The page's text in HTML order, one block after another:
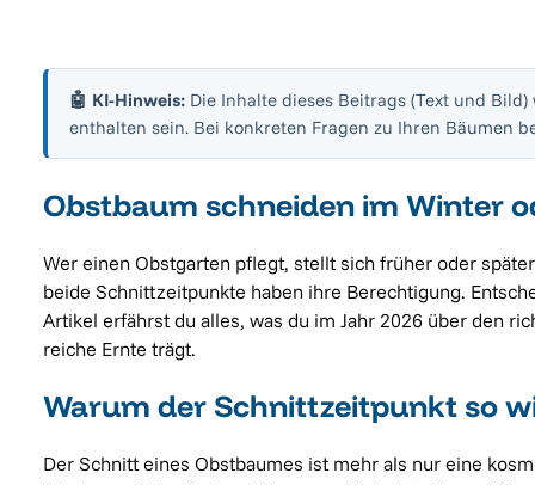
🤖 KI-Hinweis: Die Inhalte dieses Beitrags (Text und
enthalten sein. Bei konkreten Fragen zu Ihren Bäumen
Obstbaum schneiden im Winter
Wer einen Obstgarten pflegt, stellt sich früher oder
beide Schnittzeitpunkte haben ihre Berechtigung.
Artikel erfährst du alles, was du im Jahr 2026 über den
reiche Ernte trägt.
Warum der Schnittzeitpunkt so
Der Schnitt eines Obstbaumes ist mehr als nur eine